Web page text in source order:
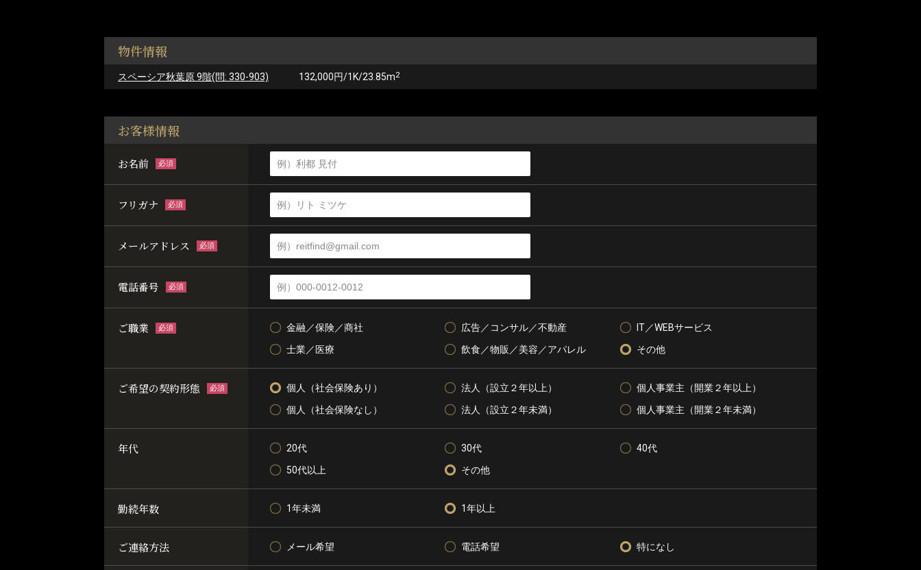
物件情報
スペーシア秋葉原 9階(問: 330-903) 132,000円/1K/23.85m2
お客様情報
お名前 必須
フリガナ 必須
メールアドレス 必須
電話番号 必須
ご職業 必須 金融／保険／商社 広告／コンサル／不動産
IT／WEBサービス
士業／医療
飲食／物販／美容／アパレル その他
ご希望の契約形態 必須 個人（社会保険あり） 法人（設立２年以上）
個人事業主（開業２年以上）
個人（社会保険なし）
法人（設立２年未満） 個人事業主（開業２年未満）
年代 20代 30代
40代
50代以上
その他
勤続年数 1年未満 1年以上
ご連絡方法 メール希望 電話希望 特になし